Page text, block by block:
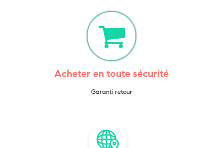
Acheter en toute sécurité
Garanti retour